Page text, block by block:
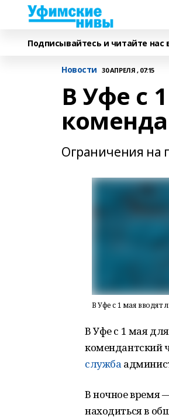
Подписывайтесь и читайте нас
Новости 30 АПРЕЛЯ , 07:15
В Уфе с
Ограничения на
В Уфе с 1 мая вводят
В Уфе с 1 мая
комендантский
служба
В ночное время
находиться в